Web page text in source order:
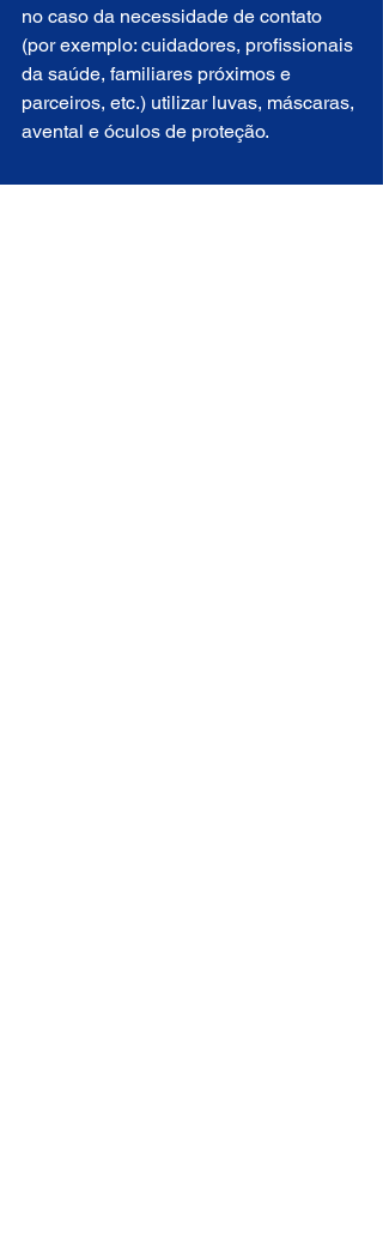
no caso da necessidade de contato
(por exemplo: cuidadores, profissionais
da saúde, familiares próximos e
parceiros, etc.) utilizar luvas, máscaras,
avental e óculos de proteção.